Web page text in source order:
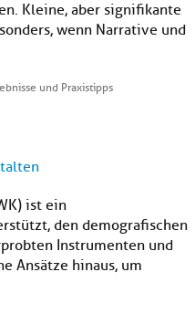
Kleine, aber signifikante
wenn Narrative und
und Praxistipps
ist ein
den demografischen
Instrumenten und
Ansätze hinaus, um